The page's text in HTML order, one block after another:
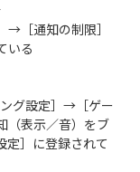
→［通知の制限］
いる
グ設定］→［ゲー
（表示／音）をブ
定］に登録されて